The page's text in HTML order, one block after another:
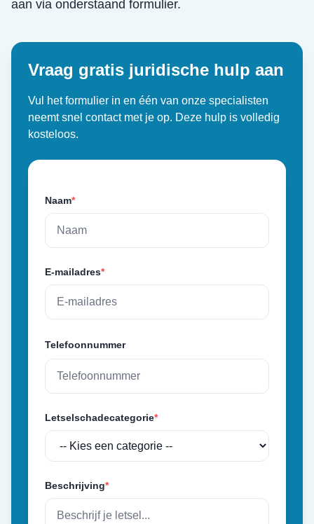
aan via onderstaand formulier.
Vraag gratis juridische hulp aan
Vul het formulier in en één van onze specialisten
neemt snel contact met je op. Deze hulp is volledig
kosteloos.
Naam*
E-mailadres*
Telefoonnummer
Letselschadecategorie*
Beschrijving*